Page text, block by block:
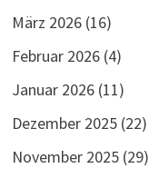
März 2026 (16)
Februar 2026 (4)
Januar 2026 (11)
Dezember 2025 (22)
November 2025 (29)